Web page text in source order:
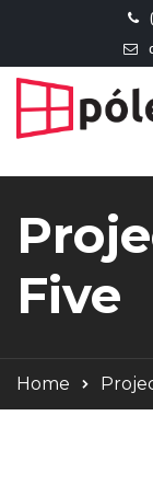
Five
Home